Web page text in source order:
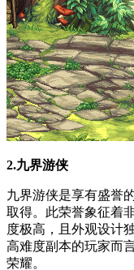
2.九界游侠
九界游侠是享有盛誉
取得。此荣誉象征着
度极高，且外观设计
高难度副本的玩家而
荣耀。